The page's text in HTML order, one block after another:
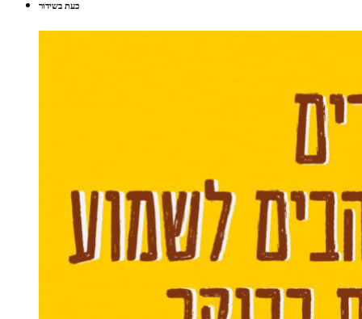
כעת בשידור